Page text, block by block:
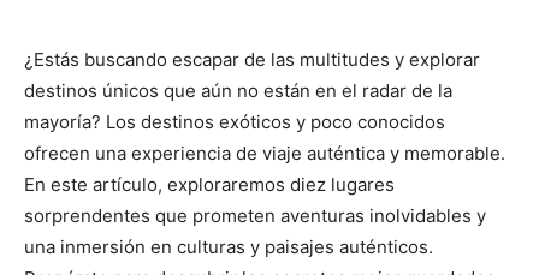
¿Estás buscando escapar de las multitudes y explorar
destinos únicos que aún no están en el radar de la
mayoría? Los destinos exóticos y poco conocidos
ofrecen una experiencia de viaje auténtica y memorable.
En este artículo, exploraremos diez lugares
sorprendentes que prometen aventuras inolvidables y
una inmersión en culturas y paisajes auténticos.